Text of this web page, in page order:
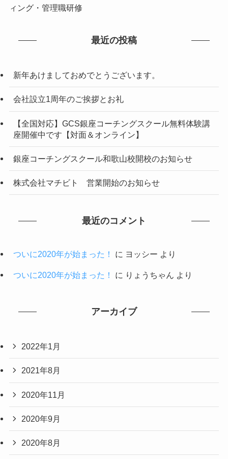
ィング・管理職研修
最近の投稿
新年あけましておめでとうございます。
会社設立1周年のご挨拶とお礼
【全国対応】GCS銀座コーチングスクール無料体験講
座開催中です【対面＆オンライン】
銀座コーチングスクール和歌山校開校のお知らせ
株式会社マチビト 営業開始のお知らせ
最近のコメント
ついに2020年が始まった！ に ヨッシー より
ついに2020年が始まった！ に りょうちゃん より
アーカイブ
2022年1月
2021年8月
2020年11月
2020年9月
2020年8月